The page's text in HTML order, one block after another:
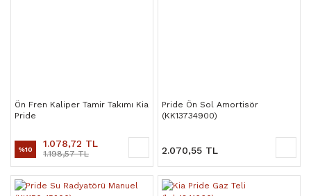
Ön Fren Kaliper Tamir Takımı Kia
Pride
%10 1.078,72 TL
1.198,57 TL
Pride Ön Sol Amortisör
(KK13734900)
2.070,55 TL